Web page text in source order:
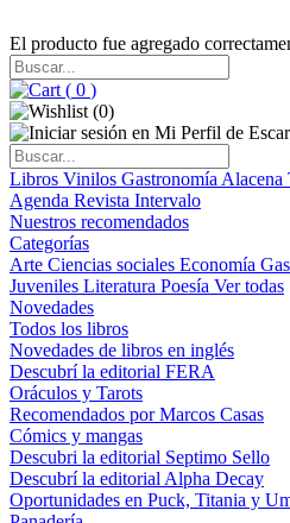
El producto fue agregado
( 0 )
(0)
Libros Vinilos Gastronomía Alacena
Agenda Revista Intervalo
Nuestros recomendados
Categorías
Arte Ciencias sociales Economía
Juveniles Literatura Poesía Ver todas
Novedades
Todos los libros
Novedades de libros en inglés
Descubrí la editorial FERA
Oráculos y Tarots
Recomendados por Marcos Casas
Cómics y mangas
Descubri la editorial Septimo Sello
Descubrí la editorial Alpha Decay
Oportunidades en Puck, Titania y